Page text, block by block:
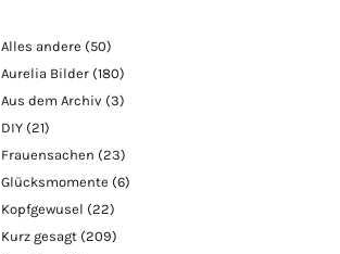
Alles andere (50)
Aurelia Bilder (180)
Aus dem Archiv (3)
DIY (21)
Frauensachen (23)
Glücksmomente (6)
Kopfgewusel (22)
Kurz gesagt (209)